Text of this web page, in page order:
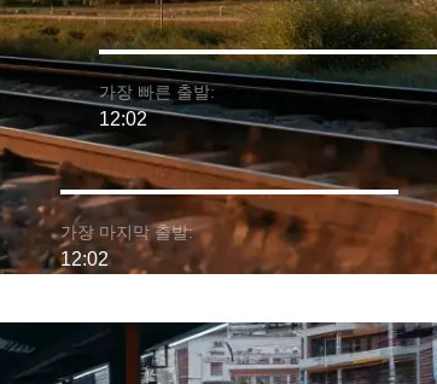
가장 빠른 출발:
12:02
가장 마지막 출발:
12:02